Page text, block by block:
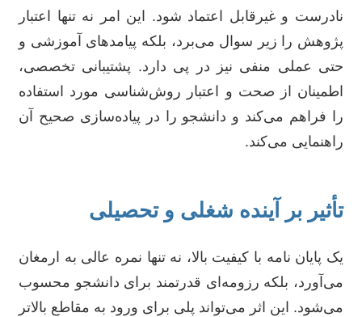
نادرست و غیرقابل اعتماد شود. این امر نه تنها اعتبار
پژوهش را زیر سوال می‌برد، بلکه پیامدهای آموزشی و
حتی عملی منفی نیز در پی دارد. پشتیبانی تخصصی،
اطمینان از صحت و اعتبار روش‌شناسی مورد استفاده
را فراهم می‌کند و دانشجو را در پیاده‌سازی صحیح آن
راهنمایی می‌کند.
تأثیر بر آینده شغلی و تحصیلی
یک پایان نامه با کیفیت بالا، نه تنها نمره عالی به ارمغان
می‌آورد، بلکه رزومه‌ای قدرتمند برای دانشجو محسوب
می‌شود. این اثر می‌تواند پلی برای ورود به مقاطع بالاتر